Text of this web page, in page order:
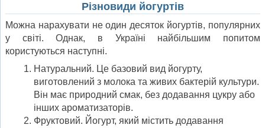
Різновиди йогуртів
Можна нарахувати не один десяток йогуртів, популярних
у світі. Однак, в Україні найбільшим попитом
користуються наступні.
Натуральний. Це базовий вид йогурту,
виготовлений з молока та живих бактерій культури.
Він має природний смак, без додавання цукру або
інших ароматизаторів.
Фруктовий. Йогурт, який містить додавання